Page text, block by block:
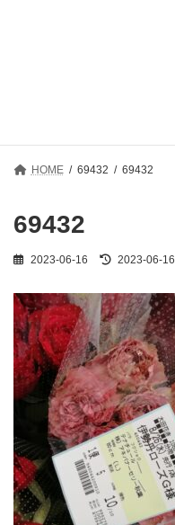
HOME 69432 69432
69432
2023-06-16
最
新
日
時
:
2023-06-16